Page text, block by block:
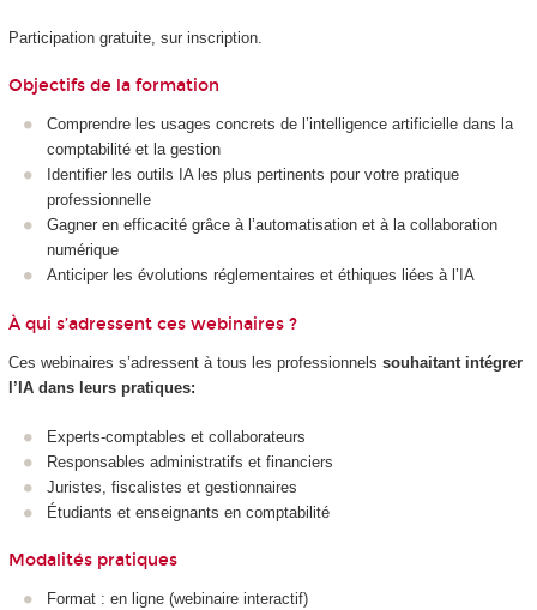
Participation gratuite, sur inscription.
Objectifs de la formation
Comprendre les usages concrets de l’intelligence artificielle dans la
comptabilité et la gestion
Identifier les outils IA les plus pertinents pour votre pratique
professionnelle
Gagner en efficacité grâce à l’automatisation et à la collaboration
numérique
Anticiper les évolutions réglementaires et éthiques liées à l’IA
À qui s’adressent ces webinaires ?
Ces webinaires s’adressent à tous les professionnels souhaitant intégrer
l’IA dans leurs pratiques:
Experts-comptables et collaborateurs
Responsables administratifs et financiers
Juristes, fiscalistes et gestionnaires
Étudiants et enseignants en comptabilité
Modalités pratiques
Format : en ligne (webinaire interactif)